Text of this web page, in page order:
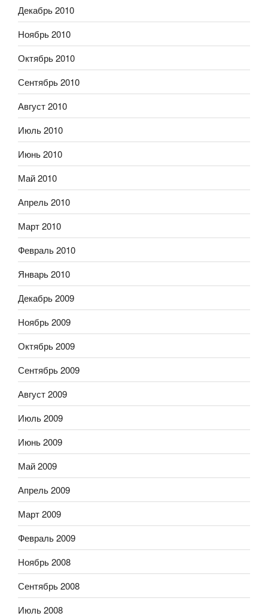
Декабрь 2010
Ноябрь 2010
Октябрь 2010
Сентябрь 2010
Август 2010
Июль 2010
Июнь 2010
Май 2010
Апрель 2010
Март 2010
Февраль 2010
Январь 2010
Декабрь 2009
Ноябрь 2009
Октябрь 2009
Сентябрь 2009
Август 2009
Июль 2009
Июнь 2009
Май 2009
Апрель 2009
Март 2009
Февраль 2009
Ноябрь 2008
Сентябрь 2008
Июль 2008